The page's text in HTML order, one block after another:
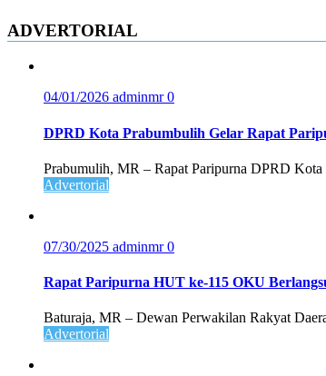
ADVERTORIAL
04/01/2026 adminmr0
DPRD Kota Prabumbulih Gelar Rapat
Prabumulih, MR – Rapat Paripurna DPRD Kota
Advertorial
07/30/2025 adminmr0
Rapat Paripurna HUT ke-115 OKU
Baturaja, MR – Dewan Perwakilan Rakyat
Advertorial